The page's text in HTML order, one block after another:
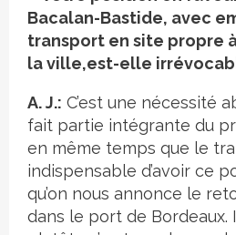
Bacalan-Bastide, avec
transport en site propre
la ville,est-elle
A. J.: C’est une nécessité
fait partie intégrante du
en même temps que le
indispensable d’avoir ce
qu’on nous annonce le
dans le port de Bordeaux.